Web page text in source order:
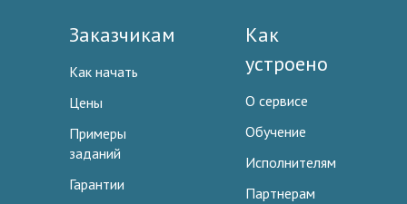
Заказчикам
Как начать
Цены
Примеры
заданий
Гарантии
Как
устроено
О сервисе
Обучение
Исполнителям
Партнерам